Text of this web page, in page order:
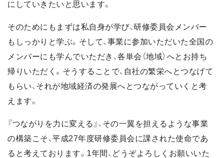
にしていきたいと思います。
そのためにもまずは私自身が学び、研修委員会メンバー
もしっかりと学ぶ。そして、事業に参加いただいた全国の
メンバーにも学んでいただき、各単会（地域）へとお持ち
帰りいただく。そうすることで、自社の繁栄へとつなげて
もらい、それが地域経済の発展へとつながっていくと考
えます。
『つながりを力に変える』、その一翼を担えるような事業
の構築こそ、平成27年度研修委員会に課された使命であ
ると考えております。1年間、どうぞよろしくお願いいた